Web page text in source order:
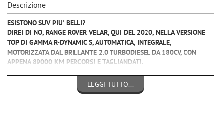
Descrizione
ESISTONO SUV PIU' BELLI?
DIREI DI NO, RANGE ROVER VELAR, QUI DEL 2020, NELLA VERSIONE
TOP DI GAMMA R-DYNAMIC S, AUTOMATICA, INTEGRALE,
MOTORIZZATA DAL BRILLANTE 2.0 TURBODIESEL DA 180CV, CON
APPENA 89000 KM PERCORSI E TAGLIANDATI.
IMMAGINE, ABITABILITA' ED IL CONFORT CHE SOLO UNA RANGE SA
DARE, MA ALL'OCCORRENZA SA ESSERE UN VERO FUORISTRADA SU
LEGGI TUTTO...